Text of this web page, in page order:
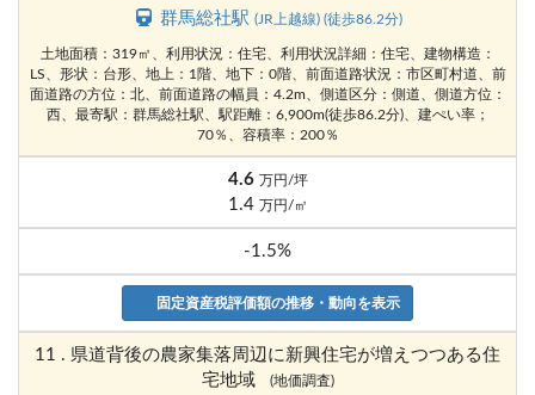
群馬総社駅(JR上越線) (徒歩86.2分)
土地面積：319㎡、利用状況：住宅、利用状況詳細：住宅、建物構造：
LS、形状：台形、地上：1階、地下：0階、前面道路状況：市区町村道、前
面道路の方位：北、前面道路の幅員：4.2m、側道区分：側道、側道方位：
西、最寄駅：群馬総社駅、駅距離：6,900m(徒歩86.2分)、建ぺい率；
70％、容積率：200％
4.6 万円/坪
1.4 万円/㎡
-1.5%
固定資産税評価額の推移・動向を表示
11 . 県道背後の農家集落周辺に新興住宅が増えつつある住
宅地域
(地価調査)